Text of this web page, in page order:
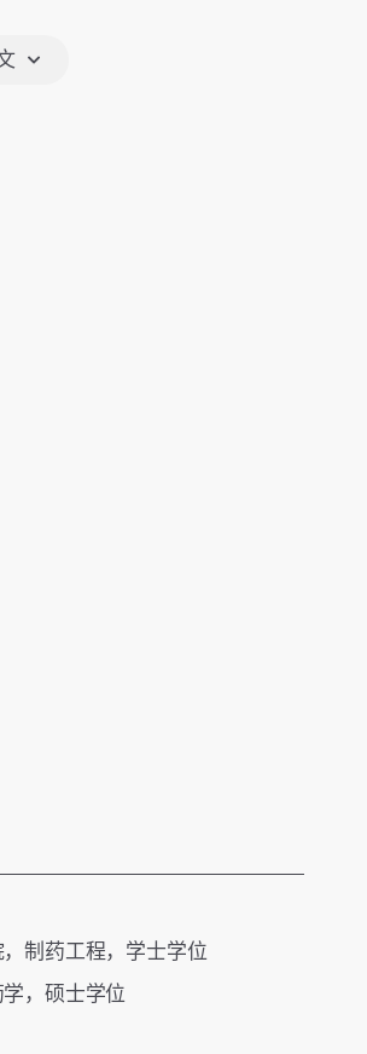
制药工程，学士学位
，硕士学位